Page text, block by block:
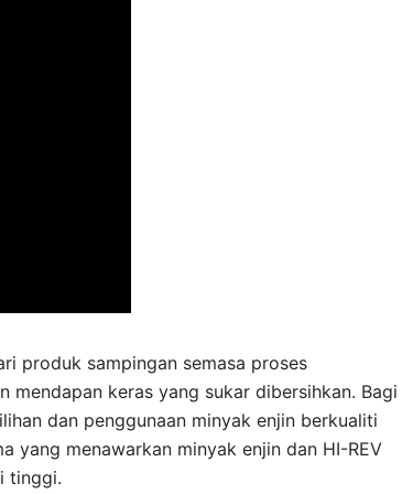
produk sampingan semasa proses
mendapan keras yang sukar dibersihkan. Bagi
dan penggunaan minyak enjin berkualiti
yang menawarkan minyak enjin dan HI-REV
tinggi.